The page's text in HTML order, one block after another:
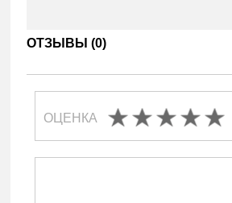
ОТЗЫВЫ (0)
ОЦЕНКА